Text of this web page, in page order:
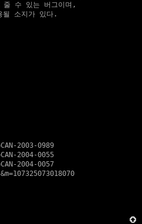
줄 수 있는 버그이며,
될 소지가 있다.
2003-0989
2004-0055
2004-0057